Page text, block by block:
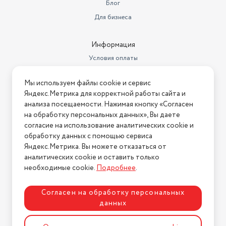
Блог
Для бизнеса
Информация
Условия оплаты
Условия возврата
Нашли ошибку на сайте? Напишите нам
2026 © Интернет-магазин "АстМаркет". У нас есть всё!
Политика конфиденциальности
Разработка сайтаASTDESIGN
Мы используем файлы cookie и сервис
Яндекс.Метрика для корректной работы сайта и
анализа посещаемости. Нажимая кнопку «Согласен
на обработку персональных данных», Вы даете
согласие на использование аналитических cookie и
обработку данных с помощью сервиса
Яндекс.Метрика. Вы можете отказаться от
аналитических cookie и оставить только
необходимые cookie.Подробнее.
Согласен на обработку персональных
данных